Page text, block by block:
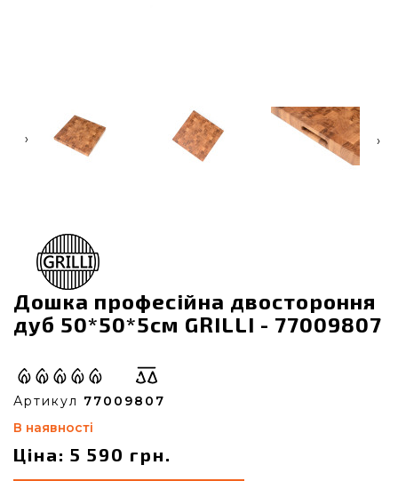
‹ ›
Дошка професійна двостороння
дуб 50*50*5см GRILLI - 77009807
Артикул 77009807
В наявності
Ціна: 5 590 грн.